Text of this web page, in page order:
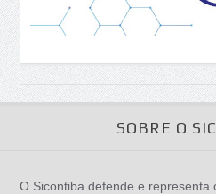
SOBRE O
O Sicontiba defende e representa